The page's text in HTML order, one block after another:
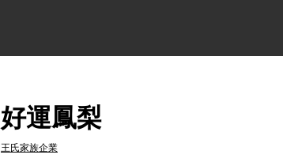
好運鳳梨
王氏家族企業